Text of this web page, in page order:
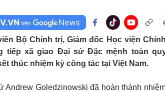
đá
Ô tô - Xe máy
Ô tô
Xe máy
Tư vấn
Bộ Chính trị, Giám đốc Học viện
tiếp xã giao Đại sứ Đặc mệnh toàn
thúc nhiệm kỳ công tác tại Việt Nam.
Goledzinowski đã hoàn thành